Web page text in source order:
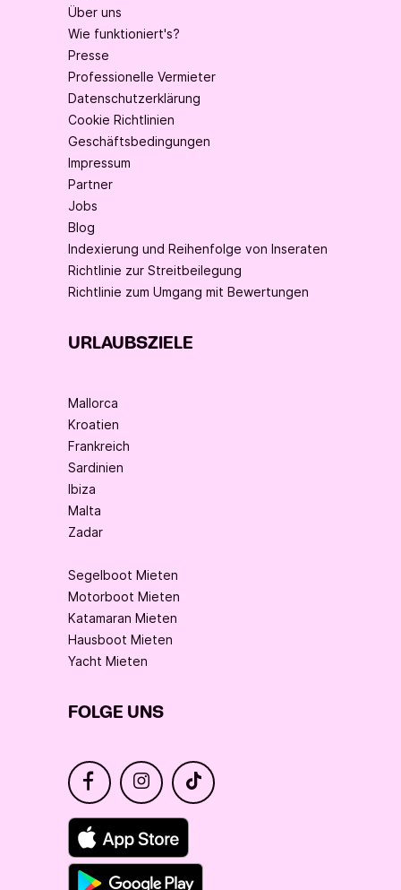
Über uns
Wie funktioniert's?
Presse
Professionelle Vermieter
Datenschutzerklärung
Cookie Richtlinien
Geschäftsbedingungen
Impressum
Partner
Jobs
Blog
Indexierung und Reihenfolge von Inseraten
Richtlinie zur Streitbeilegung
Richtlinie zum Umgang mit Bewertungen
URLAUBSZIELE
Mallorca
Kroatien
Frankreich
Sardinien
Ibiza
Malta
Zadar
Segelboot Mieten
Motorboot Mieten
Katamaran Mieten
Hausboot Mieten
Yacht Mieten
FOLGE UNS